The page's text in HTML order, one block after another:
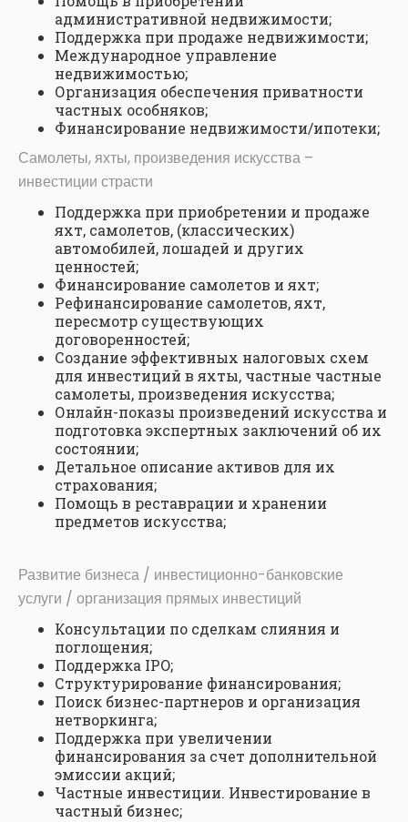
административной недвижимости;
Поддержка при продаже недвижимости;
Международное управление
недвижимостью;
Организация обеспечения приватности
частных особняков;
Финансирование недвижимости/ипотеки;
Самолеты, яхты, произведения искусства –
инвестиции страсти
Поддержка при приобретении и продаже
яхт, самолетов, (классических)
автомобилей, лошадей и других
ценностей;
Финансирование самолетов и яхт;
Рефинансирование самолетов, яхт,
пересмотр существующих
договоренностей;
Создание эффективных налоговых схем
для инвестиций в яхты, частные частные
самолеты, произведения искусства;
Онлайн-показы произведений искусства и
подготовка экспертных заключений об их
состоянии;
Детальное описание активов для их
страхования;
Помощь в реставрации и хранении
предметов искусства;
Развитие бизнеса / инвестиционно-банковские
услуги / организация прямых инвестиций
Консультации по сделкам слияния и
поглощения;
Поддержка IPO;
Структурирование финансирования;
Поиск бизнес-партнеров и организация
нетворкинга;
Поддержка при увеличении
финансирования за счет дополнительной
эмиссии акций;
Частные инвестиции. Инвестирование в
частный бизнес;